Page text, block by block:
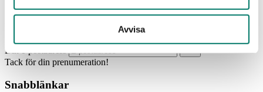
Avvisa
Din e-postadress
Tack för din prenumeration!
Snabblänkar